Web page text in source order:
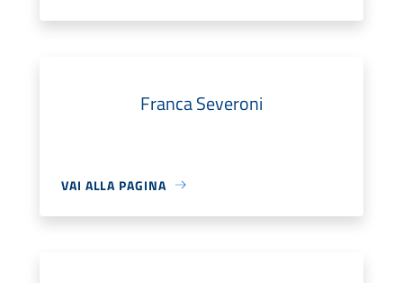
Franca Severoni
VAI ALLA PAGINA